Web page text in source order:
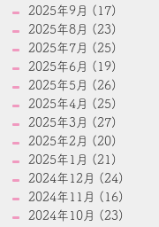
2025年9月 (17)
2025年8月 (23)
2025年7月 (25)
2025年6月 (19)
2025年5月 (26)
2025年4月 (25)
2025年3月 (27)
2025年2月 (20)
2025年1月 (21)
2024年12月 (24)
2024年11月 (16)
2024年10月 (23)